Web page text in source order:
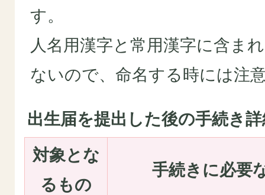
す。
人名用漢字と常用漢字に含ま
ないので、命名する時には注
出生届を提出した後の手続き
対象とな
るもの
手続きに必要